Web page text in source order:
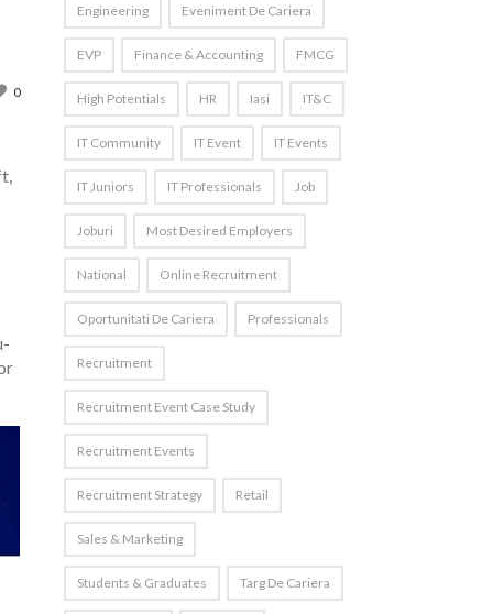
0
Engineering Eveniment De Cariera
EVP Finance & Accounting FMCG
High Potentials HR Iasi IT&C
IT Community IT Event IT Events
IT Juniors IT Professionals Job
Joburi Most Desired Employers
National Online Recruitment
Oportunitati De Cariera Professionals
Recruitment
Recruitment Event Case Study
Recruitment Events
Recruitment Strategy Retail
Sales & Marketing
Students & Graduates Targ De Cariera